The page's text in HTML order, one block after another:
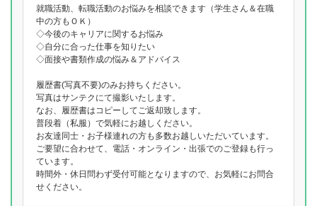
就職活動、転職活動のお悩みを相談できます（学生さん＆在職
中の方もＯＫ）
◇今後のキャリアに関するお悩み
◇自分に合った仕事を知りたい
◇面接や書類作成の悩み＆アドバイス
履歴書(写真不要)のみお持ちください。
写真はサンテクにて撮影いたします。
なお、履歴書はコピーしてご返却致します。
普段着（私服）で気軽にお越しください。
お友達同士・お子様連れの方も多数お越しいただいています。
ご要望に合わせて、電話・オンライン・出張でのご登録も行っ
ています。
時間外・休日問わず受付可能となりますので、お気軽にお問合
せください。